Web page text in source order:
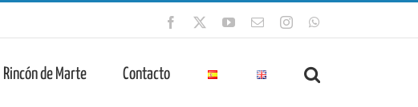
Facebook YouTube
CorreoInstagram
Rincón de Marte Contacto